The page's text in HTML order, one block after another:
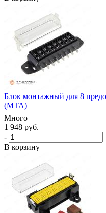
Блок монтажный для 8
(MTA)
Много
1 948 руб.
-
В корзину